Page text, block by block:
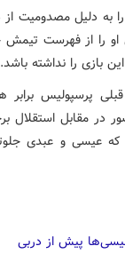
به دلیل مصدومیت
را از فهرست
بازی را نداشته باشد.
مقابل استقلال
و عبدی جلوتر
پیش از دربی